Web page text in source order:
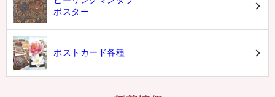
ポスター
ポストカード各種